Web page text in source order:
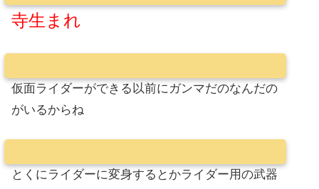
寺生まれ
仮面ライダーができる以前にガンマだのなんだの
がいるからね
とくにライダーに変身するとかライダー用の武器